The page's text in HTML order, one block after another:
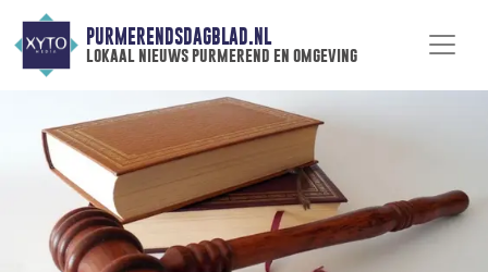
PURMERENDSDAGBLAD.NL
lokaal nieuws purmerend en omgeving